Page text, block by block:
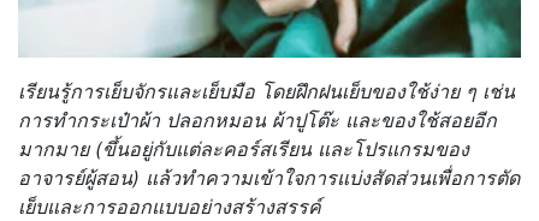
เรียนรู้การเย็บจักรและเย็บมือ โดยฝึกฝนเย็บของใช้ง่าย ๆ เช่น
การทำกระเป๋าผ้า ปลอกหมอน ผ้าปูโต๊ะ และของใช้สอยอีก
มากมาย (ขึ้นอยู่กับแต่ละคอร์สเรียน และโปรแกรมของ
อาจารย์ผู้สอน) แล้วทำความเข้าใจการแบ่งสัดส่วนเพื่อการตัด
เย็บและการออกแบบอย่างสร้างสรรค์